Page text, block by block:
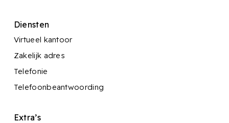
Diensten
Virtueel kantoor
Zakelijk adres
Telefonie
Telefoonbeantwoording
Extra’s